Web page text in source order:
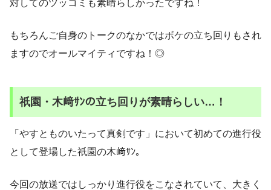
対してのツッコミも素晴らしかったですね！
もちろんご自身のトークのなかではボケの立ち回りもされ
ますのでオールマイティですね！◎
祇園・木﨑ｻﾝの立ち回りが素晴らしい…！
「やすとものいたって真剣です」において初めての進行役
として登場した祇園の木﨑ｻﾝ。
今回の放送ではしっかり進行役をこなされていて、大きく